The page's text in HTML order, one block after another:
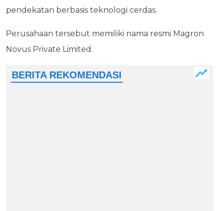
pendekatan berbasis teknologi cerdas.
Perusahaan tersebut memiliki nama resmi Magron
Novus Private Limited.